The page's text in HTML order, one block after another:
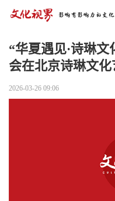
“华夏遇见·诗琳
会在北京诗琳文
2026-03-26 09:06